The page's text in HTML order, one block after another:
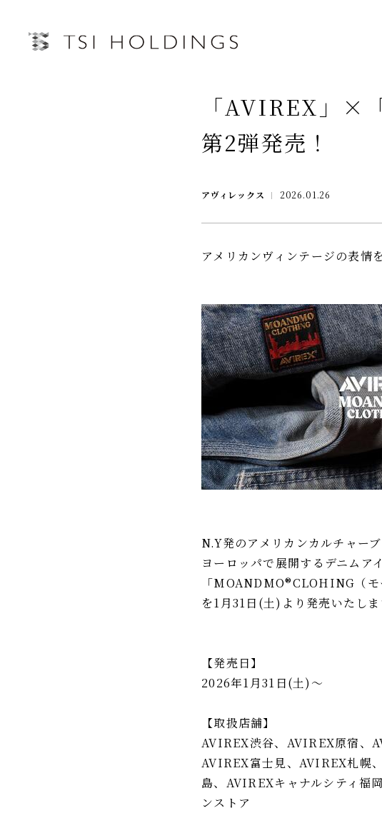
IRトップページ
中期経営計画
第三者IRレポート
「AVIREX」×
第2弾発売！
アヴィレックス 2026.01.26
アメリカンヴィンテージの表情
N.Y発のアメリカンカルチャー
ヨーロッパで展開するデニムア
「MOANDMO®CLOHING（モ
を1月31日(土)より発売いたしま
【発売日】
2026年1月31日(土)～
【取扱店舗】
AVIREX渋谷、AVIREX原宿、
AVIREX富士見、AVIREX札幌
島、AVIREXキャナルシティ
ンストア